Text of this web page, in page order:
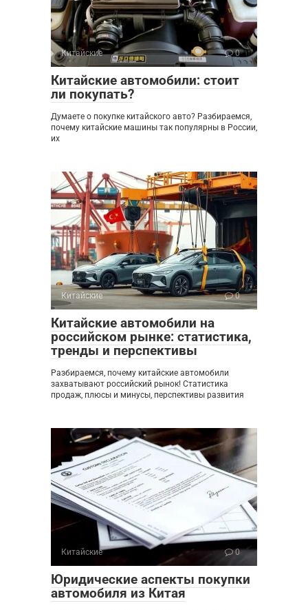
Китайские 0
Китайские автомобили: стоит
ли покупать?
Думаете о покупке китайского авто? Разбираемся,
почему китайские машины так популярны в России,
их
Китайские 0
Китайские автомобили на
российском рынке: статистика,
тренды и перспективы
Разбираемся, почему китайские автомобили
захватывают российский рынок! Статистика
продаж, плюсы и минусы, перспективы развития
Китайские 0
Юридические аспекты покупки
автомобиля из Китая